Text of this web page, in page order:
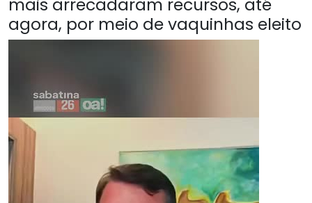
mais arrecadaram recursos, até
agora, por meio de vaquinhas eleito